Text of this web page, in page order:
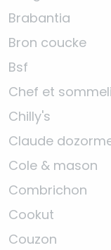
Brabantia
Bron coucke
Bsf
Chef et
Chilly's
Claude
Cole & mason
Combrichon
Cookut
Couzon